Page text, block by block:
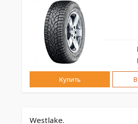
Купить
Westlake.